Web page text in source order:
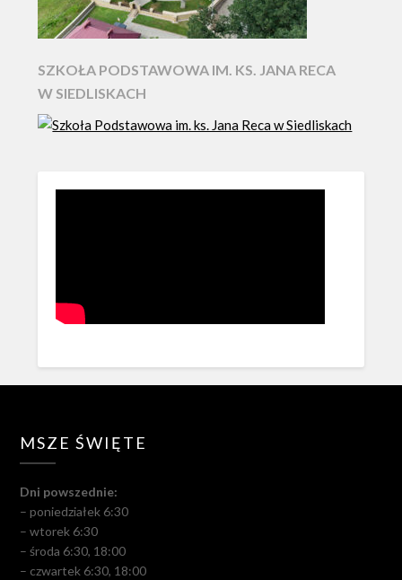
SZKOŁA PODSTAWOWA IM. KS. JANA RECA
W SIEDLISKACH
MSZE ŚWIĘTE
Dni powszednie:
– poniedziałek 6:30
– wtorek 6:30
– środa 6:30, 18:00
– czwartek 6:30, 18:00